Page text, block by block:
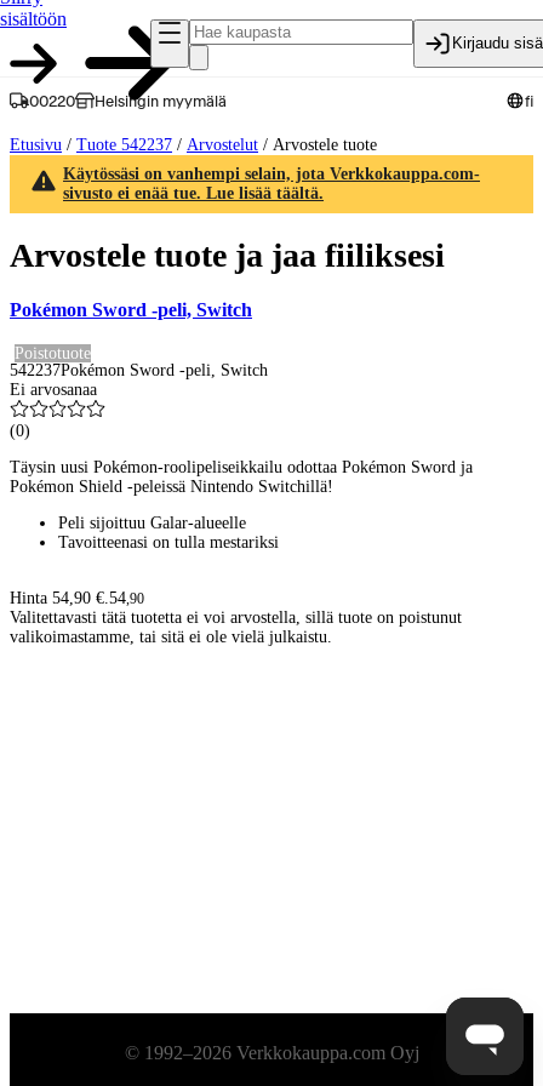
sisältöön
Kirjaudu
00220 Helsingin myymälä fi
Etusivu / Tuote 542237 / Arvostelut / Arvostele tuote
Käytössäsi on vanhempi selain, jota Verkkokauppa.com-
sivusto ei enää tue. Lue lisää täältä.
Arvostele tuote ja jaa fiiliksesi
Pokémon Sword -peli, Switch
Poistotuote
542237Pokémon Sword -peli, Switch
Ei arvosanaa
(0)
Täysin uusi Pokémon-roolipeliseikkailu odottaa Pokémon Sword ja
Pokémon Shield -peleissä Nintendo Switchillä!
Peli sijoittuu Galar-alueelle
Tavoitteenasi on tulla mestariksi
Hinta 54,90 €. 54,90
Valitettavasti tätä tuotetta ei voi arvostella, sillä tuote on poistunut
valikoimastamme, tai sitä ei ole vielä julkaistu.
Alatunniste© 1992–2026 Verkkokauppa.com Oyj